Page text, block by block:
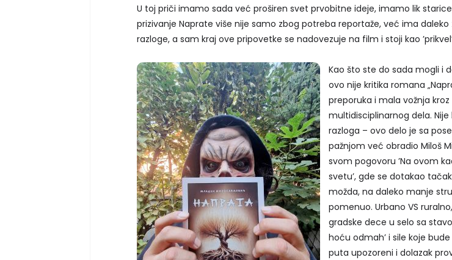
U toj priči imamo sada već proširen svet prvobitne ideje, imamo lik
prizivanje Naprate više nije samo zbog potreba reportaže, već ima daleko
razloge, a sam kraj ove pripovetke se nadovezuje na film i stoji kao
Kao što ste do sada mogli i
ovo nije kritika romana
preporuka i mala vožnja
multidisciplinarnog dela. Nije
razloga – ovo delo je sa
pažnjom već obradio Miloš
svom pogovoru ’Na ovom
svetu’, gde se dotakao
možda, na daleko manje
pomenuo. Urbano VS
gradske dece u selo sa
hoću odmah’ i sile koje
puta upozoreni i dolazak